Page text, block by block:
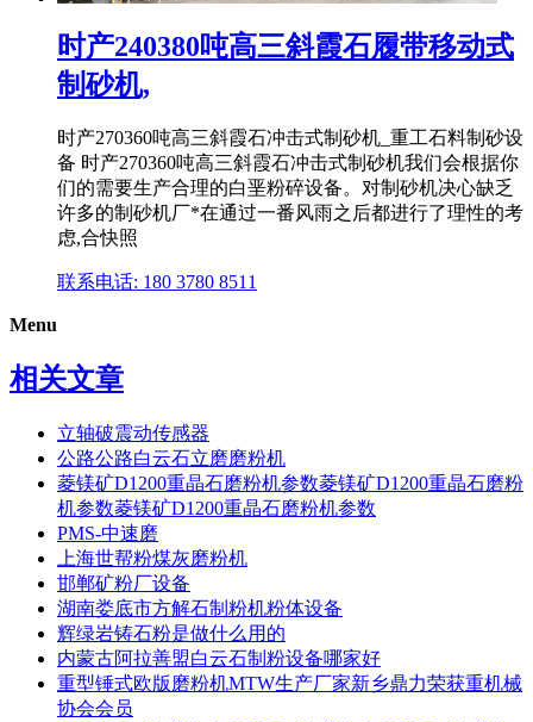
时产240380吨高三斜霞石履带移动式
制砂机,
时产270360吨高三斜霞石冲击式制砂机_重工石料制砂设
备 时产270360吨高三斜霞石冲击式制砂机我们会根据你
们的需要生产合理的白垩粉碎设备。对制砂机决心缺乏
许多的制砂机厂*在通过一番风雨之后都进行了理性的考
虑,合快照
联系电话: 180 3780 8511
Menu
相关文章
立轴破震动传感器
公路公路白云石立磨磨粉机
菱镁矿D1200重晶石磨粉机参数菱镁矿D1200重晶石磨粉
机参数菱镁矿D1200重晶石磨粉机参数
PMS-中速磨
上海世帮粉煤灰磨粉机
邯郸矿粉厂设备
湖南娄底市方解石制粉机粉体设备
辉绿岩铸石粉是做什么用的
内蒙古阿拉善盟白云石制粉设备哪家好
重型锤式欧版磨粉机MTW生产厂家新乡鼎力荣获重机械
协会会员